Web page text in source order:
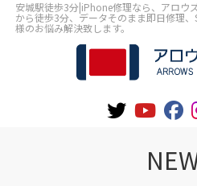
安城駅徒歩3分|iPhone修理なら、アロウ
から徒歩3分、データそのまま即日修理
様のお悩み解決致します。